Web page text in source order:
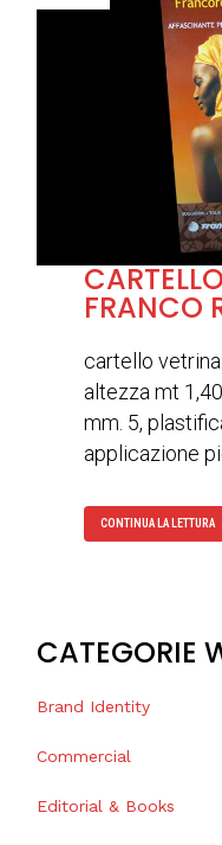
FRANCO
cartello
altezza mt
mm. 5,
applicazione
CONTINUA LA LETTURA
CATEGORIE
Brand Identity
Commercial
Editorial & Books